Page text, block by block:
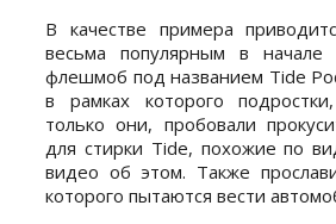
В качестве примера
весьма популярным в начале
флешмоб под названием Tide
в рамках которого
только они, пробовали
для стирки Tide, похожие по
видео об этом. Также
которого пытаются вести